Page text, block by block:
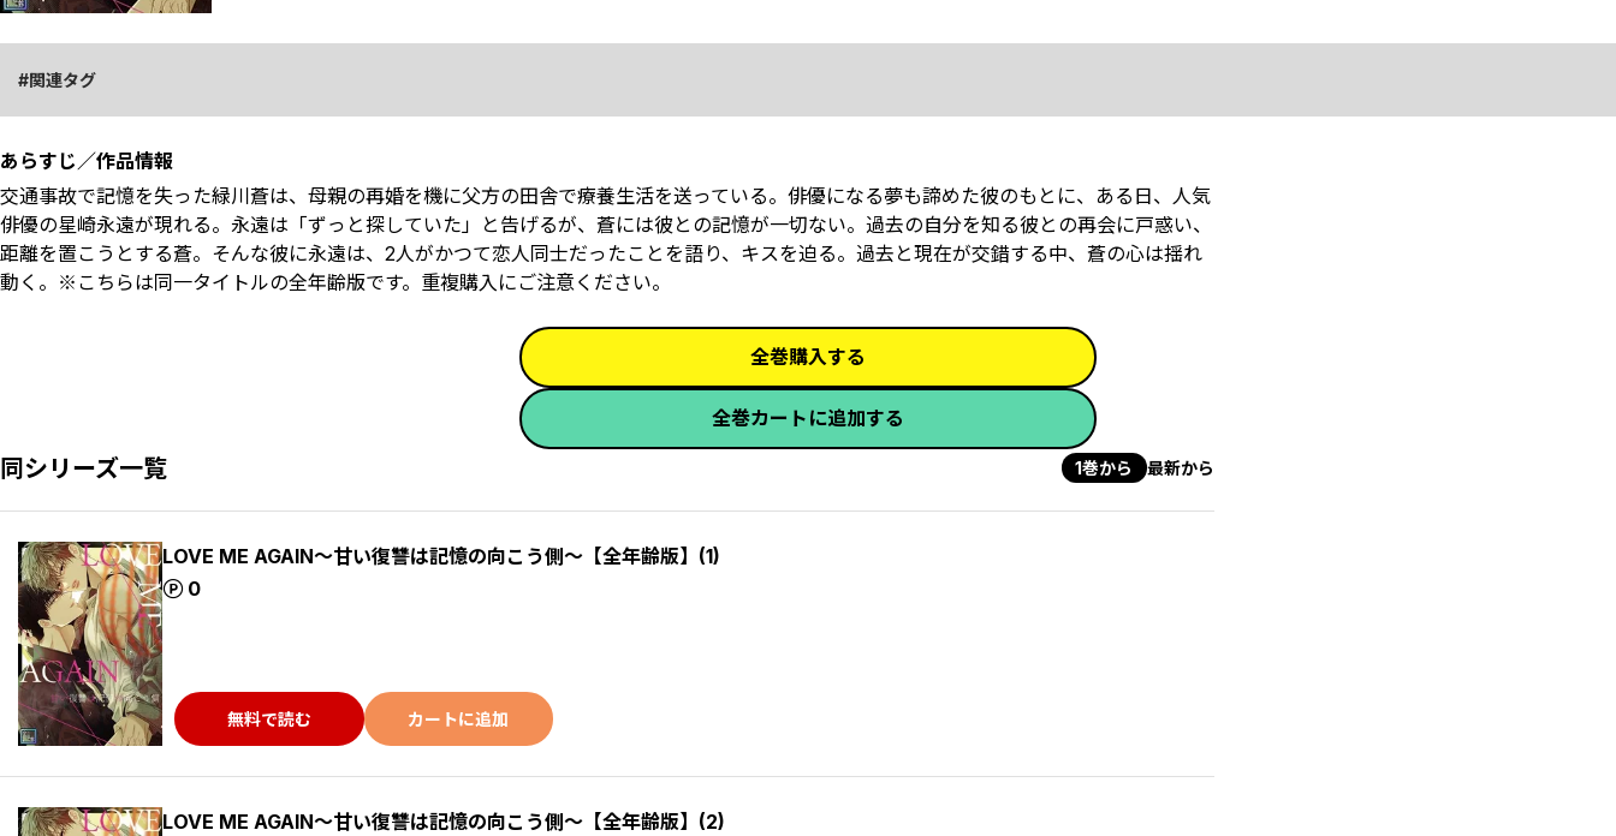
関連タグ
あらすじ／作品情報
交通事故で記憶を失った緑川蒼は、母親の再婚を機に父方の田舎で療養生活を送っている。俳優になる夢も諦めた彼のもとに、ある日、人気
俳優の星崎永遠が現れる。永遠は「ずっと探していた」と告げるが、蒼には彼との記憶が一切ない。過去の自分を知る彼との再会に戸惑い、
距離を置こうとする蒼。そんな彼に永遠は、2人がかつて恋人同士だったことを語り、キスを迫る。過去と現在が交錯する中、蒼の心は揺れ
動く。※こちらは同一タイトルの全年齢版です。重複購入にご注意ください。
全巻購入する
全巻カートに追加する
同シリーズ一覧 1巻から 最新から
LOVE ME AGAIN～甘い復讐は記憶の向こう側～【全年齢版】(1)
0
ポイント
無料で読む カートに追加
LOVE ME AGAIN～甘い復讐は記憶の向こう側～【全年齢版】(2)